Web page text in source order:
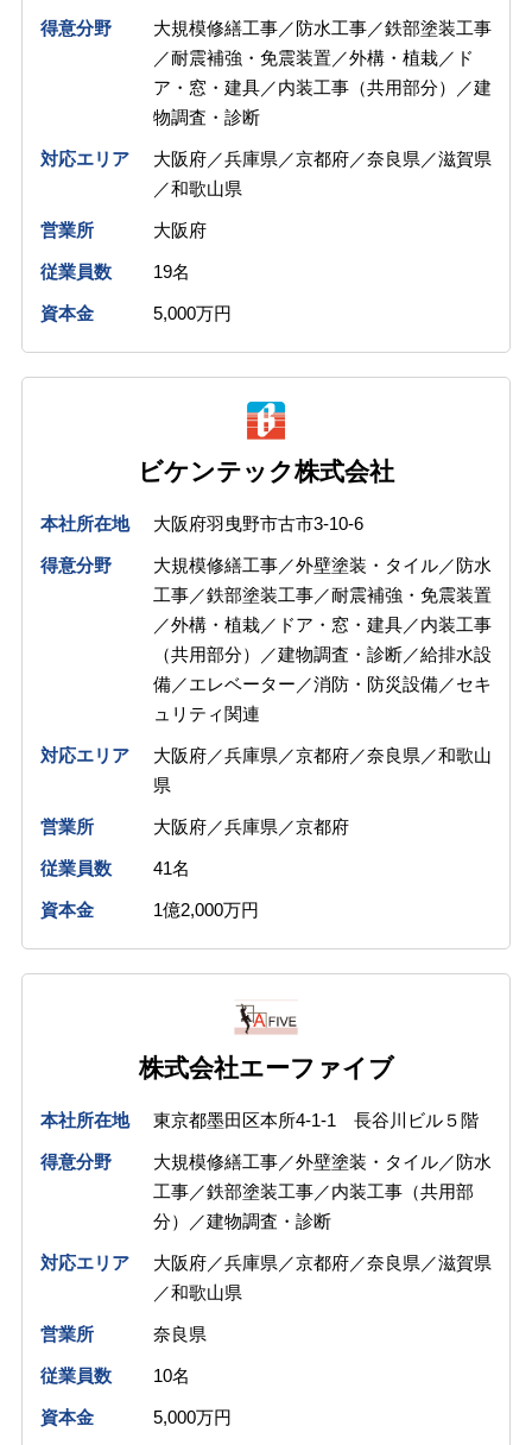
得意分野
大規模修繕工事／防水工事／鉄部塗装工事
／耐震補強・免震装置／外構・植栽／ド
ア・窓・建具／内装工事（共用部分）／建
物調査・診断
対応エリア
大阪府／兵庫県／京都府／奈良県／滋賀県
／和歌山県
営業所 大阪府
従業員数 19名
資本金 5,000万円
ビケンテック株式会社
本社所在地 大阪府羽曳野市古市3-10-6
得意分野
大規模修繕工事／外壁塗装・タイル／防水
工事／鉄部塗装工事／耐震補強・免震装置
／外構・植栽／ドア・窓・建具／内装工事
（共用部分）／建物調査・診断／給排水設
備／エレベーター／消防・防災設備／セキ
ュリティ関連
対応エリア
大阪府／兵庫県／京都府／奈良県／和歌山
県
営業所 大阪府／兵庫県／京都府
従業員数 41名
資本金 1億2,000万円
株式会社エーファイブ
本社所在地 東京都墨田区本所4-1-1 長谷川ビル５階
得意分野
大規模修繕工事／外壁塗装・タイル／防水
工事／鉄部塗装工事／内装工事（共用部
分）／建物調査・診断
対応エリア
大阪府／兵庫県／京都府／奈良県／滋賀県
／和歌山県
営業所 奈良県
従業員数 10名
資本金 5,000万円